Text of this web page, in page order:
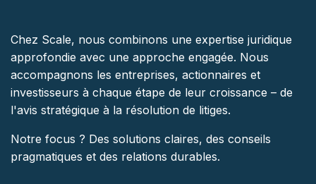
Chez Scale, nous combinons une expertise juridique
approfondie avec une approche engagée. Nous
accompagnons les entreprises, actionnaires et
investisseurs à chaque étape de leur croissance – de
l'avis stratégique à la résolution de litiges.
Notre focus ? Des solutions claires, des conseils
pragmatiques et des relations durables.